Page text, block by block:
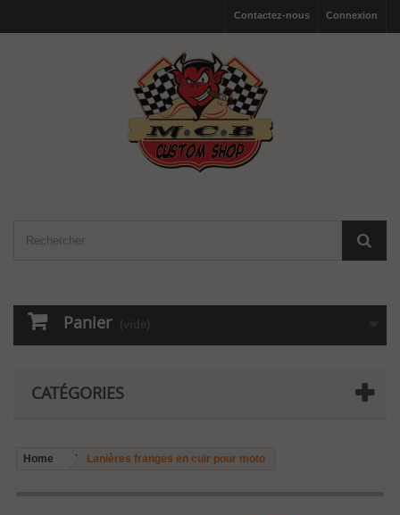
Connexion
Contactez-nous
Panier (vide)
CATÉGORIES
Home Lanières franges en cuir pour moto